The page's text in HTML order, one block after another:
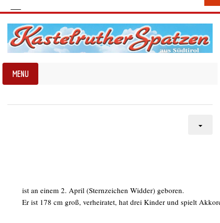
ist an einem 2. April (Sternzeichen Widder) geboren.
Er ist 178 cm groß, verheiratet, hat drei Kinder und spielt